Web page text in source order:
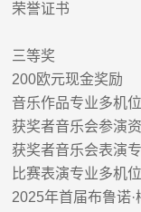
荣誉证书
三等奖
200欧元现金奖励
音乐作品专业多机
获奖者音乐会参演
获奖者音乐会表演
比赛表演专业多机
2025年首届布鲁诺·